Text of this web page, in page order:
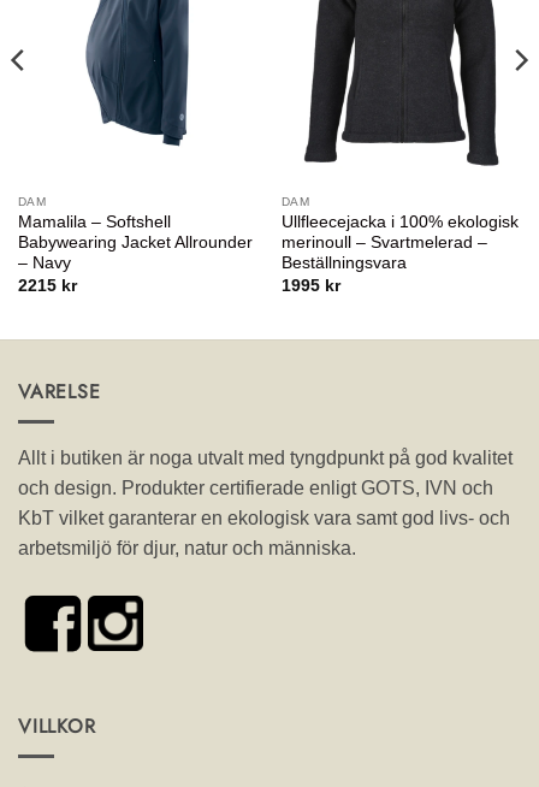
DAM
Mamalila – Softshell
Babywearing Jacket Allrounder
– Navy
2215 kr
DAM
Ullfleecejacka i 100% ekologisk
merinoull – Svartmelerad –
Beställningsvara
1995 kr
VARELSE
Allt i butiken är noga utvalt med tyngdpunkt på god kvalitet
och design. Produkter certifierade enligt GOTS, IVN och
KbT vilket garanterar en ekologisk vara samt god livs- och
arbetsmiljö för djur, natur och människa.
VILLKOR